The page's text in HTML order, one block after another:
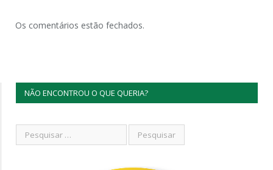
Os comentários estão fechados.
NÃO ENCONTROU O QUE QUERIA?